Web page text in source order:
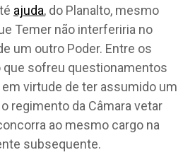
ajuda, do Planalto, mesmo
Temer não interferiria no
um outro Poder. Entre os
que sofreu questionamentos
virtude de ter assumido um
regimento da Câmara vetar
ao mesmo cargo na
subsequente.